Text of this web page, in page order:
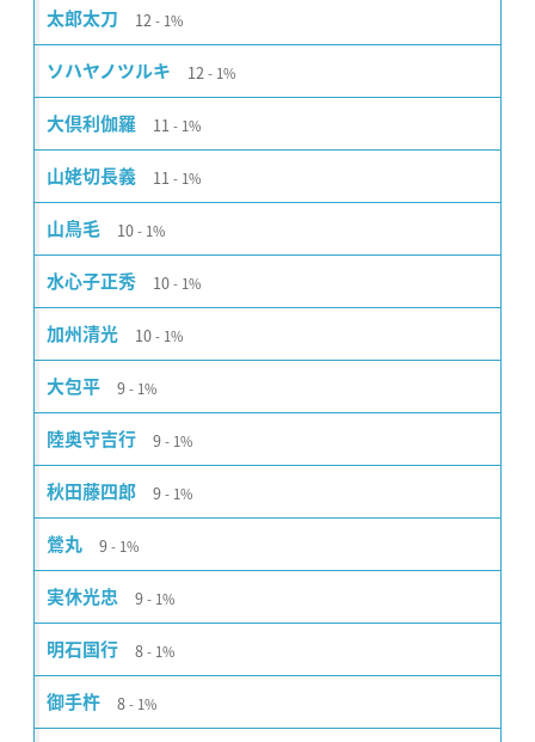
太郎太刀 12 1%
ソハヤノツルキ 12 1%
大倶利伽羅 11 1%
山姥切長義 11 1%
山鳥毛 10 1%
水心子正秀 10 1%
加州清光 10 1%
大包平 9 1%
陸奥守吉行 9 1%
秋田藤四郎 9 1%
鶯丸 9 1%
実休光忠 9 1%
明石国行 8 1%
御手杵 8 1%